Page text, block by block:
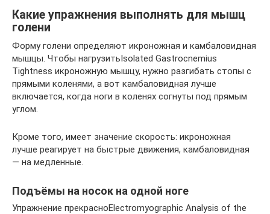
Какие упражнения выполнять для мышц
голени
Форму голени определяют икроножная и камбаловидная
мышцы. Чтобы нагрузитьIsolated Gastrocnemius
Tightness икроножную мышцу, нужно разгибать стопы с
прямыми коленями, а вот камбаловидная лучше
включается, когда ноги в коленях согнуты под прямым
углом.
Кроме того, имеет значение скорость: икроножная
лучше реагирует на быстрые движения, камбаловидная
— на медленные.
Подъёмы на носок на одной ноге
Упражнение прекрасноElectromyographic Analysis of the